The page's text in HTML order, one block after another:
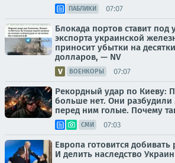
ПАБЛИКИ 07:07
Блокада портов ставит под
экспорта украинской
приносит убытки на
долларов, — NV
ВОЕНКОРЫ 07:07
Рекордный удар по Киеву:
больше нет. Они разбудили
перед ним голые. Почему
СМИ 07:03
Европа готовится
И делить наследство